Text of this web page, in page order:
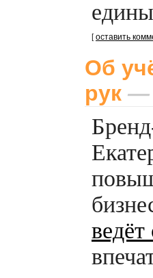
[оставить
Об
рук —